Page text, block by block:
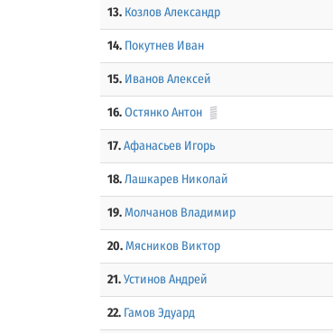
13. Козлов Александр
14. Покутнев Иван
15. Иванов Алексей
16. Остянко Антон
17. Афанасьев Игорь
18. Лашкарев Николай
19. Молчанов Владимир
20. Мясников Виктор
21. Устинов Андрей
22. Гамов Эдуард